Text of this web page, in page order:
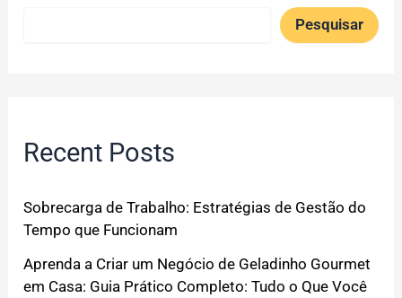
Pesquisar
Recent Posts
Sobrecarga de Trabalho: Estratégias de Gestão do
Tempo que Funcionam
Aprenda a Criar um Negócio de Geladinho Gourmet
em Casa: Guia Prático Completo: Tudo o Que Você